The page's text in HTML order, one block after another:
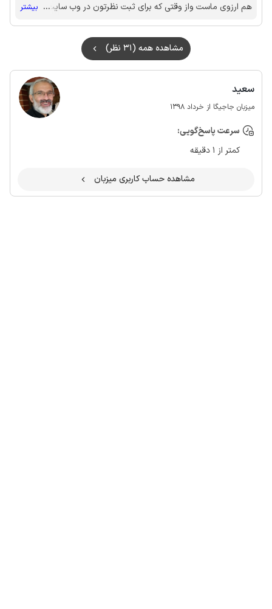
هم ارزوی ماست واز وقتی که برای ثبت نظرتون در وب سایت... بیشتر
مشاهده همه (31 نظر)
سعید
میزبان جاجیگا از خرداد 1398
سرعت پاسخ‌گویی:
کمتر از 1 دقیقه
مشاهده حساب کاربری میزبان